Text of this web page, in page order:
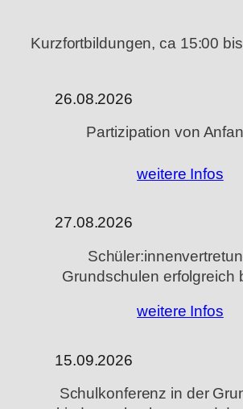
Kurzfortbildungen, ca 15:00
26.08.2026
Partizipation von
weitere Infos
27.08.2026
Grundschulen erfolgreich
weitere Infos
15.09.2026
Schulkonferenz in der